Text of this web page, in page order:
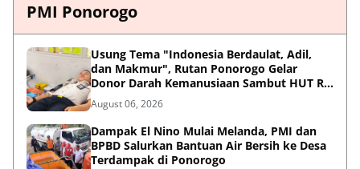
PMI Ponorogo
Usung Tema "Indonesia Berdaulat, Adil,
dan Makmur", Rutan Ponorogo Gelar
Donor Darah Kemanusiaan Sambut HUT RI
ke-81
August 06, 2026
Dampak El Nino Mulai Melanda, PMI dan
BPBD Salurkan Bantuan Air Bersih ke Desa
Terdampak di Ponorogo